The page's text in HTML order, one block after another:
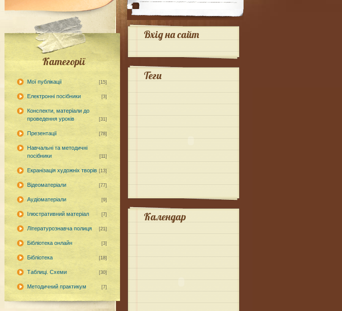
Категорії
Мої публікації [15]
Електронні посібники [3]
Конспекти, матеріали до
проведення уроків
[31]
Презентації [78]
Навчальні та методичні
посібники
[11]
Екранізація художніх творів [13]
Відеоматеріали [77]
Аудіоматеріали [9]
Ілюстративний матеріал [7]
Літературознавча полиця [21]
Бібліотека онлайн [3]
Бібліотека [18]
Таблиці. Схеми [30]
Методичний практикум [7]
Вхід на сайт
Теги
Календар